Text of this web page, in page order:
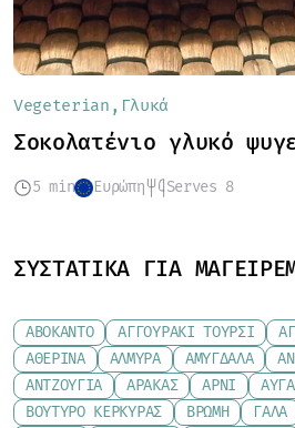
Vegeterian Γλυκά
Σοκολατένιο γλυκό
5 min Ευρώπη Serves 8
ΣΥΣΤΑΤΙΚΆ ΓΙΑ
ΑΒΟΚΆΝΤΟ ΑΓΓΟΥΡΆΚΙ ΤΟΥΡΣΊ
ΑΘΕΡΊΝΑ
ΑΛΜΎΡΑ ΑΜΎΓΔΑΛΑ
ΑΝΤΖΟΎΓΙΑ
ΑΡΑΚΆΣ ΑΡΝΊ ΑΥΓΆ
ΒΟΎΤΥΡΟ ΚΕΡΚΎΡΑΣ
ΒΡΏΜΗ ΓΆΛΑ